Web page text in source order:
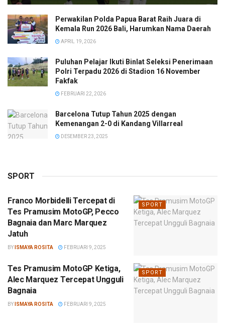
Perwakilan Polda Papua Barat Raih Juara di
Kemala Run 2026 Bali, Harumkan Nama Daerah
APRIL 19, 2026
Puluhan Pelajar Ikuti Binlat Seleksi Penerimaan
Polri Terpadu 2026 di Stadion 16 November
Fakfak
FEBRUARI 22, 2026
Barcelona Tutup Tahun 2025 dengan
Kemenangan 2-0 di Kandang Villarreal
DESEMBER 23, 2025
SPORT
SPORT
Franco Morbidelli Tercepat di
Tes Pramusim MotoGP, Pecco
Bagnaia dan Marc Marquez
Jatuh
BY ISMAYA ROSITA FEBRUARI 9, 2025
SPORT
Tes Pramusim MotoGP Ketiga,
Alec Marquez Tercepat Ungguli
Bagnaia
BY ISMAYA ROSITA FEBRUARI 9, 2025